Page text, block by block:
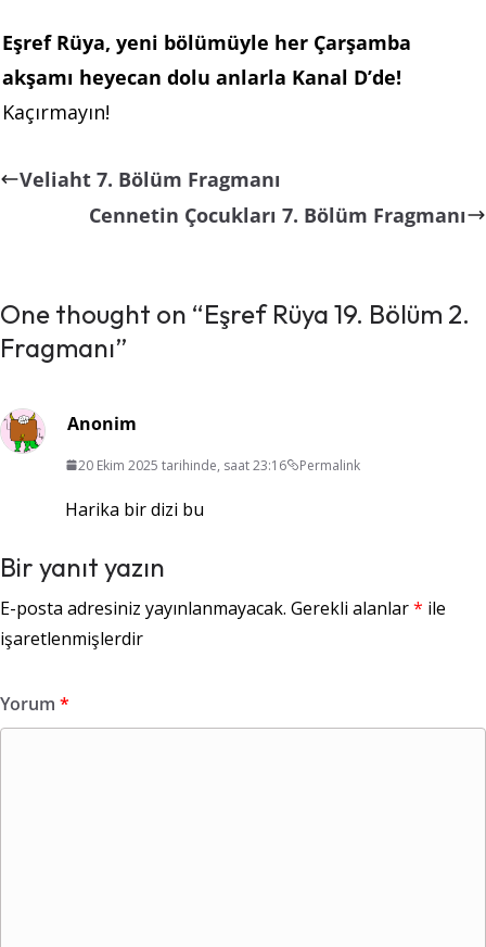
Eşref Rüya, yeni bölümüyle her Çarşamba
akşamı heyecan dolu anlarla Kanal D’de!
Kaçırmayın!
Veliaht 7. Bölüm Fragmanı
Cennetin Çocukları 7. Bölüm Fragmanı
One thought on “Eşref Rüya 19. Bölüm 2.
Fragmanı”
Anonim
20 Ekim 2025 tarihinde, saat 23:16 Permalink
Harika bir dizi bu
Bir yanıt yazın
E-posta adresiniz yayınlanmayacak. Gerekli alanlar* ile
işaretlenmişlerdir
Yorum *